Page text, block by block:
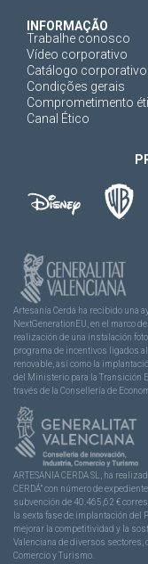
INFORMAÇÃO
Trabalhe conosco
Vídeo corporativo
Catálogo corporativo
Condições gerais
Comprometimento
Canal Ético
Artesanía Cerdá ha recibido una
NextGenerationEU, en el marco
realización de una instalación
programa de incentivos ligados
renovable, así como la
del Ministerio para la Transición
través de la Consellería de
ARTESANIA CERDA SL, ha
CERDÁ” con número de
subvención de 40.465,62 €
la sexta fase de implantación del
mejorar la competitividad y la
Valenciana de diversos sectores,
Comercio y Turismo.